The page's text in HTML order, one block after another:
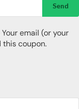
Send
email (or your
this coupon.